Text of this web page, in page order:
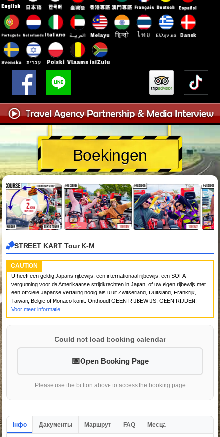
Boekingen
STREET KART Tour K-M
CAUTION
U heeft een geldig Japans rijbewijs, een internationaal rijbewijs, een SOFA-
vergunning voor de Amerikaanse strijdkrachten in Japan, of uw eigen rijbewijs met
een officiële Japanse vertaling nodig als u uit Zwitserland, Duitsland, Frankrijk,
Taiwan, België of Monaco komt. Onthoud! GEEN RIJBEWIJS, GEEN RIJDEN!
Voor meer informatie.
Could not load booking calendar
Open Booking Page
Please use the button above to access the booking page
Інфо Дакументы Маршрут FAQ Месца